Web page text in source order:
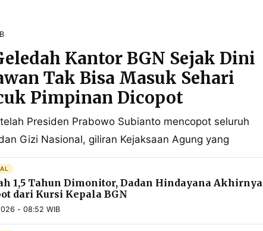
Kantor BGN Sejak Dini
Tak Bisa Masuk Sehari
Pimpinan Dicopot
Presiden Prabowo Subianto mencopot seluruh
Gizi Nasional, giliran Kejaksaan Agung yang
1,5 Tahun Dimonitor, Dadan Hindayana Akhirnya
dari Kursi Kepala BGN
- 08:52 WIB